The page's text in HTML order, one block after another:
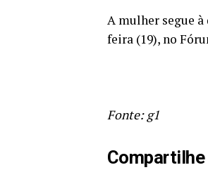
A mulher segue
feira (19), no
Fonte: g1